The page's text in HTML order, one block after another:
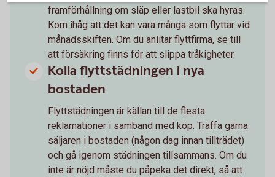
framförhållning om släp eller lastbil ska hyras.
Kom ihåg att det kan vara många som flyttar vid
månadsskiften. Om du anlitar flyttfirma, se till
att försäkring finns för att slippa tråkigheter.
Kolla flyttstädningen i nya
bostaden
Flyttstädningen är källan till de flesta
reklamationer i samband med köp. Träffa gärna
säljaren i bostaden (någon dag innan tillträdet)
och gå igenom städningen tillsammans. Om du
inte är nöjd måste du påpeka det direkt, så att